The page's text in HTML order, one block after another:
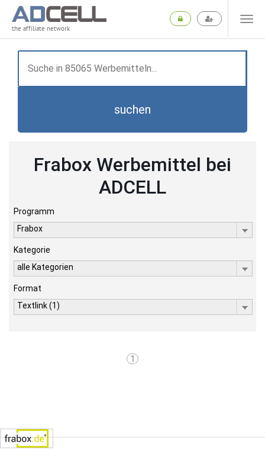
the affiliate network
suchen
Frabox Werbemittel bei
ADCELL
Programm
Frabox
Kategorie
alle Kategorien
Format
Textlink (1)
1